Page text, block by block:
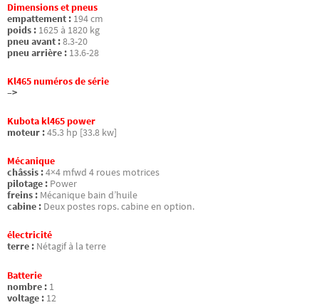
Dimensions et pneus
empattement : 194 cm
poids : 1625 à 1820 kg
pneu avant :8.3-20
pneu arrière : 13.6-28
Kl465 numéros de série
–>
Kubota kl465 power
moteur :45.3 hp [33.8 kw]
Mécanique
châssis :4×4 mfwd 4 roues motrices
pilotage : Power
freins : Mécanique bain d’huile
cabine : Deux postes rops. cabine en option.
électricité
terre : Nétagif à la terre
Batterie
nombre : 1
voltage : 12